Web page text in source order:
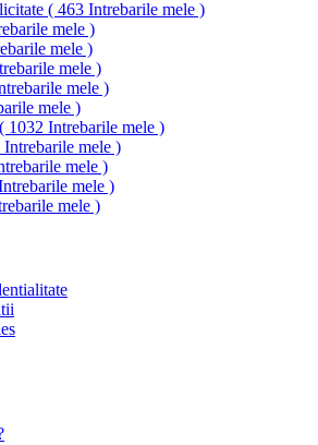
( 463 Intrebarile mele )
mele )
mele )
mele )
mele )
mele )
( 1032 Intrebarile mele )
Intrebarile mele )
mele )
mele )
mele )